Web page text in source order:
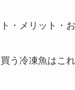
・メリット・
う冷凍魚はこ